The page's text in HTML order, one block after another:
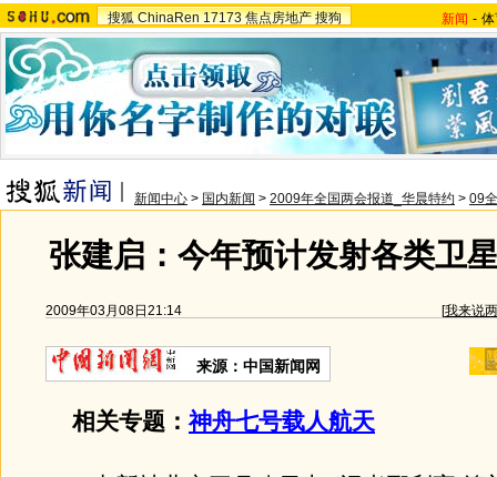
搜狐 ChinaRen 17173 焦点房地产 搜狗 新闻 -
新闻中心 > 国内新闻 > 2009年全国两会报道_华晨特约 > 09
张建启：今年预计发射各类卫
2009年03月08日21:14 [我来说
来源：中国新闻网
相关专题：神舟七号载人航天